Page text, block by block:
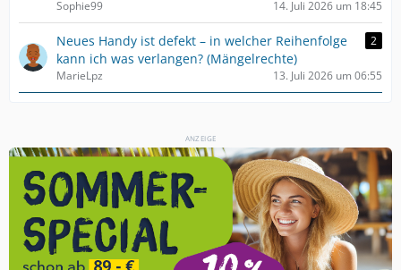
Sophie99 14. Juli 2026 um 18:45
Neues Handy ist defekt – in welcher Reihenfolge
kann ich was verlangen? (Mängelrechte)
2
MarieLpz 13. Juli 2026 um 06:55
ANZEIGE